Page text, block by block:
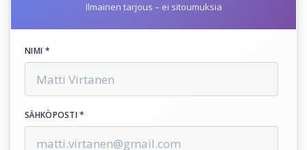
Ilmainen tarjous – ei sitoumuksia
NIMI *
SÄHKÖPOSTI *